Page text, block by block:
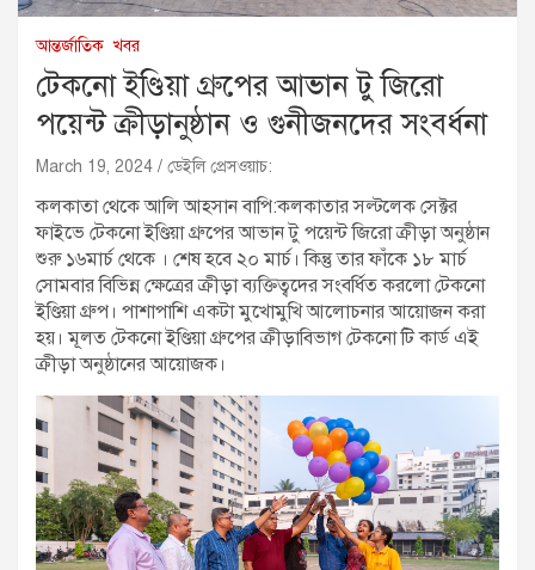
আন্তর্জাতিক খবর
টেকনো ইণ্ডিয়া গ্রুপের আভান টু জিরো
পয়েন্ট ক্রীড়ানুষ্ঠান ও গুনীজনদের সংবর্ধনা
March 19, 2024 ডেইলি প্রেসওয়াচ:
কলকাতা থেকে আলি আহসান বাপি:কলকাতার সল্টলেক সেক্টর
ফাইভে টেকনো ইণ্ডিয়া গ্রুপের আভান টু পয়েন্ট জিরো ক্রীড়া অনুষ্ঠান
শুরু ১৬মার্চ থেকে । শেষ হবে ২০ মার্চ। কিন্তু তার ফাঁকে ১৮ মার্চ
সোমবার বিভিন্ন ক্ষেত্রের ক্রীড়া ব্যক্তিত্বদের সংবর্ধিত করলো টেকনো
ইণ্ডিয়া গ্রুপ। পাশাপাশি একটা মুখোমুখি আলোচনার আয়োজন করা
হয়। মূলত টেকনো ইণ্ডিয়া গ্রুপের ক্রীড়াবিভাগ টেকনো টি কার্ড এই
ক্রীড়া অনুষ্ঠানের আয়োজক।